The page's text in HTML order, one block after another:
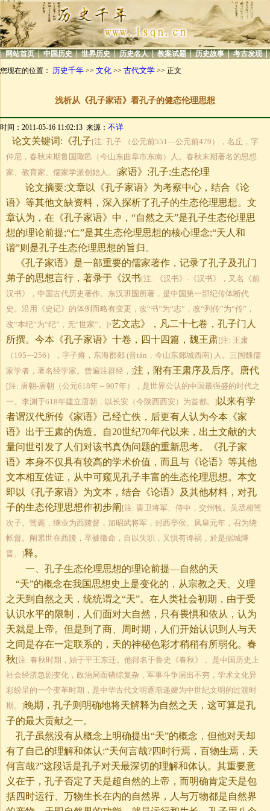
| 网站首页 | 中国历史 | 世界历史 | 历史名人 | 教案试题 | 历史故事 | 考古发现 |
您现在的位置： 历史千年 >> 文化 >> 古代文学 >> 正文
浅析从《孔子家语》看孔子的健态伦理思想
时间：2011-05-16 11:02:13 来源： 不详
论文关键词:《孔子[注: 孔子 （公元前551—公元前479），名丘，字
仲尼，春秋末期鲁国陬邑（今山东曲阜市东南）人。春秋末期著名的思想
家、教育家、儒家学派创始人。]家语》;孔子;生态伦理
论文摘要:文章以《孔子家语》为考察中心，结合《论
语》等其他文缺资料，深入探析了孔子的生态伦理思想。文
章认为，在《孔子家语》中，“自然之天”是孔子生态伦理思
想的理论前提;“仁”是其生态伦理思想的核心理念;“天人和
谐”则是孔子生态伦理思想的旨归。
《孔子家语》是一部重要的儒家著作，记录了孔子及孔门
弟子的思想言行，著录于《汉书[注: 《汉书》-《汉书》，又名《前
汉书》，中国古代历史著作。东汉班固所著，是中国第一部纪传体断代
史。沿用《史记》的体例而略有变更，改“书”为“志”，改“列传”为“传”，
改“本纪”为“纪”，无“世家”。]·艺文志》，凡二十七卷，孔子门人
所撰。今本《孔子家语》十卷，四十四篇，魏王肃[注: 王肃
（195---256），字子雍，东海郡郯 (音tán，今山东郯城西南) 人。三国魏儒
家学者，著名经学家。曾遍注群经，]注，附有王肃序及后序。唐代
[注: 唐朝-唐朝（公元618年～907年），是世界公认的中国最强盛的时代之
一。李渊于618年建立唐朝，以长安（今陕西西安）为首都。] 以来有学
者谓汉代所传《家语》己经亡佚，后更有人认为今本《家
语》出于王肃的伪造。自20世纪70年代以来，出土文献的大
量问世引发了人们对该书真伪问题的重新思考。《孔子家
语》本身不仅具有较高的学术价值，而且与《论语》等其他
文本相互佐证，从中可窥见孔子丰富的生态伦理思想。本文
即以《孔子家语》为文本，结合《论语》及其他材料，对孔
子的生态伦理思想作初步阐 [注: 晋卫将军、侍中，交州牧。吴丞相骘
次子。骘薨，继业为西陵督，加昭武将军，封西亭侯。凤皇元年，召为绕
帐督。阐累世在西陵，卒被徵命，自以失职，又惧有谗祸，於是据城降
晋。]释。
一、孔子生态伦理思想的理论前提—自然的天
“天”的概念在我国思想史上是变化的，从宗教之天、义理
之天到自然之天，统统谓之“天”。在人类社会初期，由于受
认识水平的限制，人们面对大自然，只有畏惧和依从，认为
天就是上帝。但是到了商、周时期，人们开始认识到人与天
之间是存在一定联系的，天的神秘色彩才稍稍有所弱化。春
秋[注: 春秋时期，始于平王东迁。他得名于鲁史《春秋》 。是中国历史上
社会经济急剧变化，政治局面错综复杂，军事斗争层出不穷，学术文化异
彩纷呈的一个变革时期，是中华古代文明逐渐递嬗为中世纪文明的过渡时
期。]晚期，孔子则明确地将天解释为自然之天，这可算是孔
子的最大贡献之一。
孔子虽然没有从概念上明确提出“天”的概念，但他对天却
有了自己的理解和体认:“天何言哉?四时行焉，百物生焉，天
何言哉?”这段话是孔子对天最深切的理解和体认。其重要意
义在于，孔子否定了天是超自然的上帝，而明确肯定天是包
括四时运行、万物生长在内的自然界，人与万物都是自然界